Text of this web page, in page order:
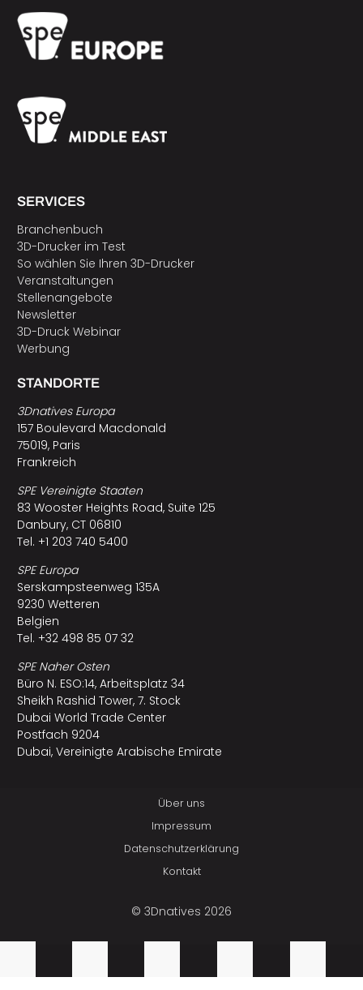
SERVICES
Branchenbuch
3D-Drucker im Test
So wählen Sie Ihren 3D-Drucker
Veranstaltungen
Stellenangebote
Newsletter
3D-Druck Webinar
Werbung
STANDORTE
3Dnatives Europa
157 Boulevard Macdonald
75019, Paris
Frankreich
SPE Vereinigte Staaten
83 Wooster Heights Road, Suite 125
Danbury, CT 06810
Tel. +1 203 740 5400
SPE Europa
Serskampsteenweg 135A
9230 Wetteren
Belgien
Tel. +32 498 85 07 32
SPE Naher Osten
Büro N. ESO:14, Arbeitsplatz 34
Sheikh Rashid Tower, 7. Stock
Dubai World Trade Center
Postfach 9204
Dubai, Vereinigte Arabische Emirate
Über uns
Impressum
Datenschutzerklärung
Kontakt
© 3Dnatives 2026